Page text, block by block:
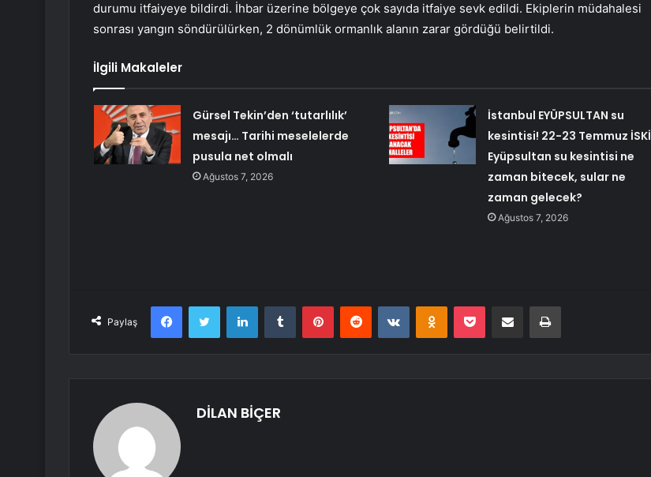
durumu itfaiyeye bildirdi. İhbar üzerine bölgeye çok sayıda itfaiye sevk edildi. Ekiplerin müdahalesi
sonrası yangın söndürülürken, 2 dönümlük ormanlık alanın zarar gördüğü belirtildi.
İlgili Makaleler
Gürsel Tekin’den ‘tutarlılık’
mesajı… Tarihi meselelerde
pusula net olmalı
Ağustos 7, 2026
İstanbul EYÜPSULTAN su
kesintisi! 22-23 Temmuz İSKİ
Eyüpsultan su kesintisi ne
zaman bitecek, sular ne
zaman gelecek?
Ağustos 7, 2026
Paylaş
FacebookTwitter LinkedInTumblr PinterestReddit VKontakteOdnoklassniki
Pocket E-Posta ile paylaş Yazdır
DİLAN BİÇER